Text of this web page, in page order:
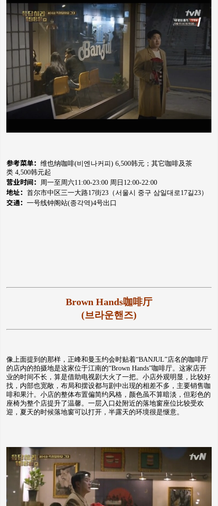
参考菜单： 维也纳咖啡(비엔나커피) 6,500韩元； 其它咖啡及茶
类 4,500韩元起
营业时间： 周一至周六11:00-23:00 周日12:00-22:00
地址： 首尔市中区三一大路17街23（서울시 중구 삼일대로17길23）
交通： 一号线钟阁站(종각역)4号出口
Brown Hands咖啡厅
(브라운핸즈)
像上面提到的那样，正峰和曼玉约会时贴着“BANJUL”店名的咖啡厅
的店内的拍摄地是这家位于江南的“Brown Hands”咖啡厅。这家店开
业的时间不长，算是借助电视剧大火了一把。小店外观明显，比较好
找，内部也宽敞，布局和摆设都与剧中出现的相差不多，主要销售咖
啡和果汁。小店的整体布置偏简约风格，颜色虽不算暗淡，但彩色的
座椅为整个店提升了温馨。一层入口处附近的落地窗座位比较受欢
迎，夏天的时候落地窗可以打开，半露天的环境很是惬意。